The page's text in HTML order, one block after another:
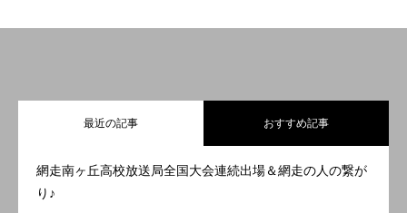
最近の記事 おすすめ記事
網走南ヶ丘高校放送局全国大会連続出場＆網走の人の繋が
り♪